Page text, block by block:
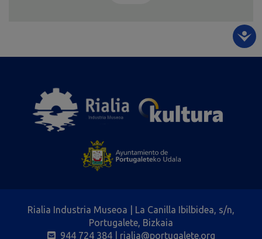
Rialia Industria Museoa | La Canilla Ibilbidea, s/n,
Portugalete, Bizkaia
944 724 384| rialia@portugalete.org